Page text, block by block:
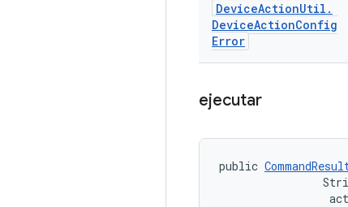
DeviceActionUtil .
DeviceActionConfig
Error
ejecutar
public